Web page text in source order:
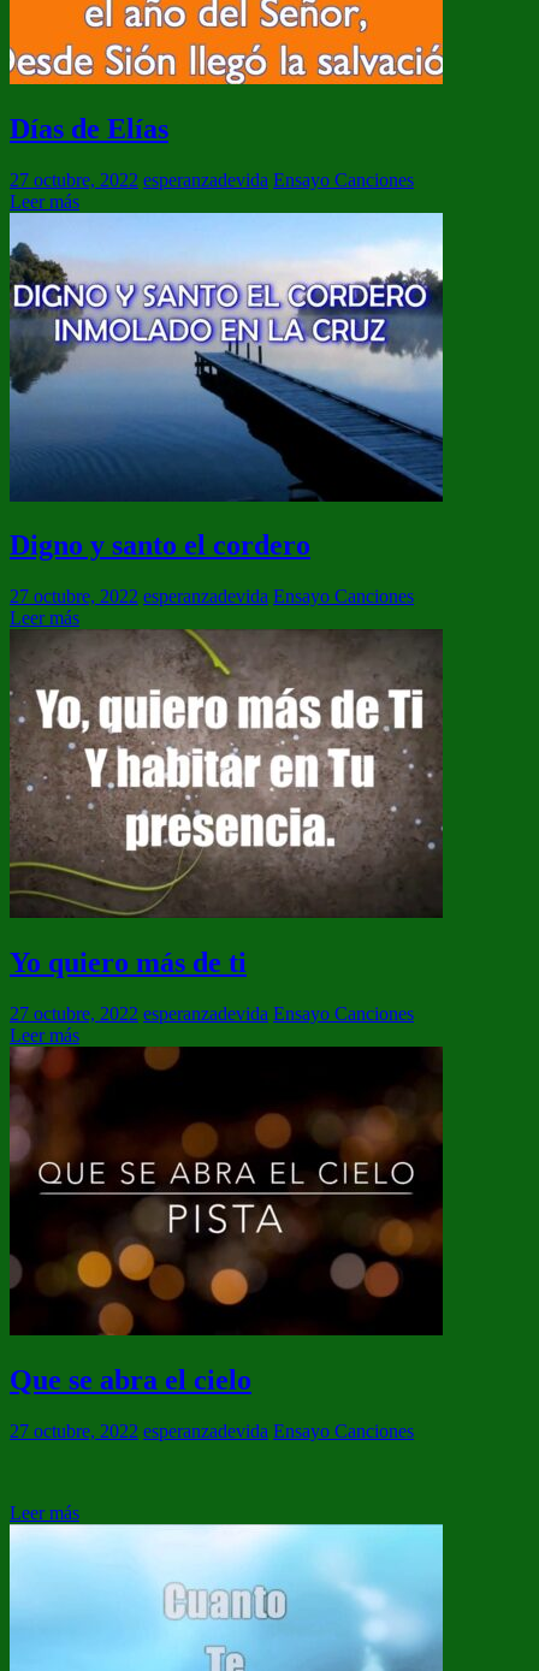
Días de Elías
27 octubre, 2022 esperanzadevida Ensayo Canciones
Leer más
Digno y santo el cordero
27 octubre, 2022 esperanzadevida Ensayo Canciones
Leer más
Yo quiero más de ti
27 octubre, 2022 esperanzadevida Ensayo Canciones
Leer más
Que se abra el cielo
27 octubre, 2022 esperanzadevida Ensayo Canciones
Leer más